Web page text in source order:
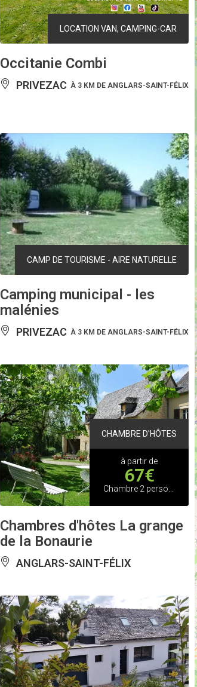
LOCATION VAN, CAMPING-CAR
Occitanie Combi
PRIVEZAC À 3 KM DE ANGLARS-SAINT-FÉLIX
CAMP DE TOURISME - AIRE NATURELLE
Camping municipal - les
malénies
PRIVEZAC À 3 KM DE ANGLARS-SAINT-FÉLIX
CHAMBRE D'HÔTES
à partir de
67€
Chambres d'hôtes La grange
de la Bonaurie
ANGLARS-SAINT-FÉLIX